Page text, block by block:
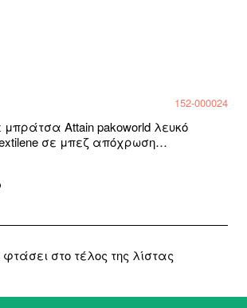
152-000024
Attain pakoworld λευκό
σε μπεζ απόχρωση
στο τέλος της λίστας